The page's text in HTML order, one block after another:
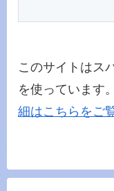
このサイトはス
を使っています。
細はこちらをご